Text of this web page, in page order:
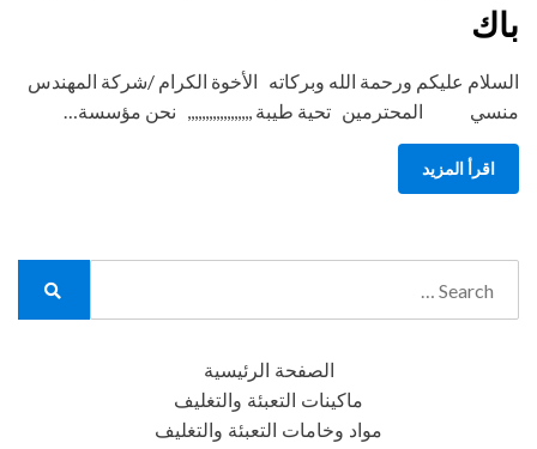
باك
السلام عليكم ورحمة الله وبركاته الأخوة الكرام /شركة المهندس
منسي المحترمين تحية طيبة ,,,,,,,,,,,,,,,,,, نحن مؤسسة…
اقرأ المزيد
الصفحة الرئيسية
ماكينات التعبئة والتغليف
مواد وخامات التعبئة والتغليف